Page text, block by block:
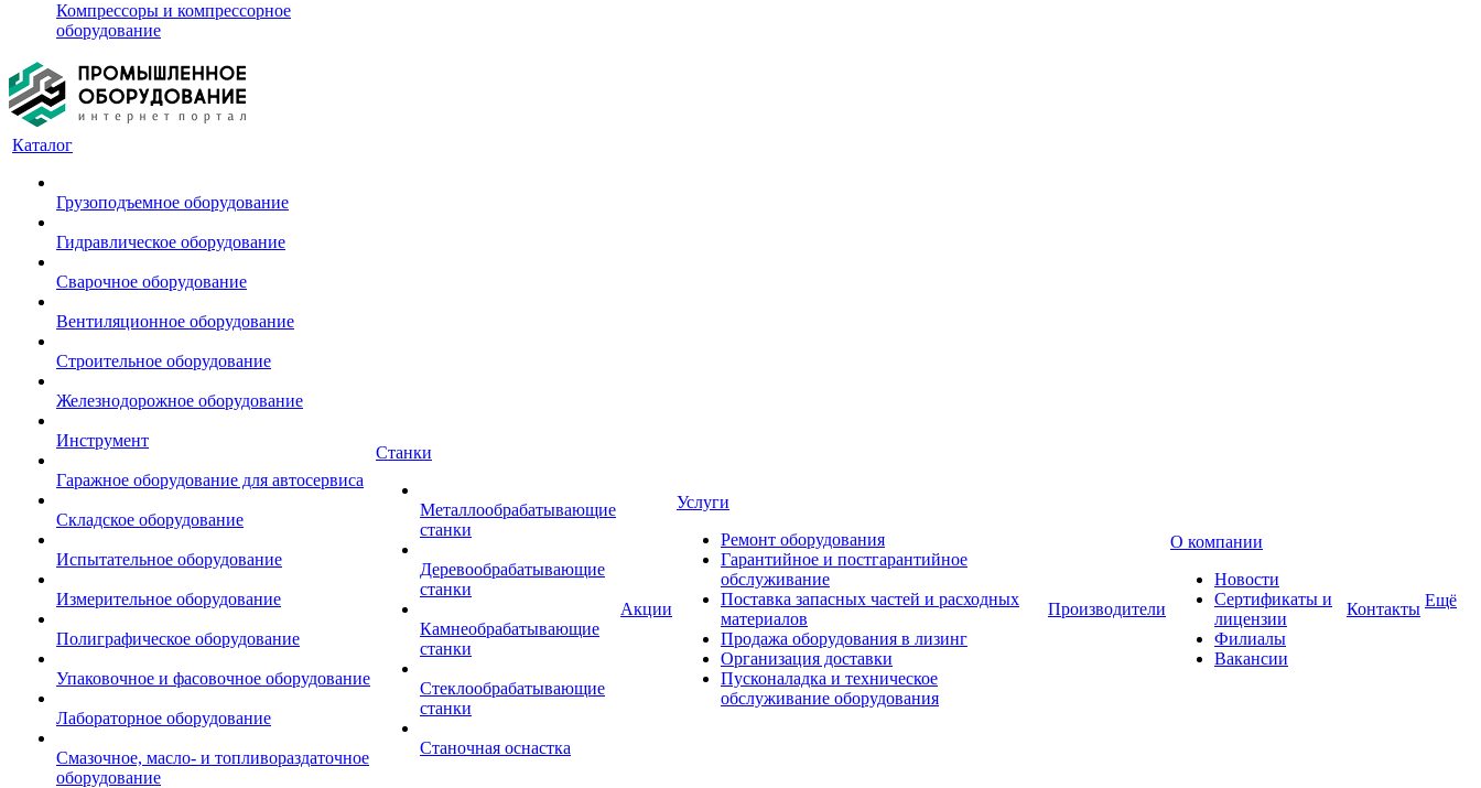
Компрессоры и компрессорное
оборудование
Каталог
Грузоподъемное оборудование
Гидравлическое оборудование
Сварочное оборудование
Вентиляционное оборудование
Строительное оборудование
Железнодорожное оборудование
Инструмент
Гаражное оборудование для автосервиса
Складское оборудование
Испытательное оборудование
Измерительное оборудование
Полиграфическое оборудование
Упаковочное и фасовочное оборудование
Лабораторное оборудование
Смазочное, масло- и топливораздаточное
оборудование
Станки
Металлообрабатывающие
станки
Деревообрабатывающие
станки
Камнеобрабатывающие
станки
Стеклообрабатывающие
станки
Станочная оснастка
Акции
Услуги
Ремонт оборудования
Гарантийное и постгарантийное
обслуживание
Поставка запасных частей и расходных
материалов
Продажа оборудования в лизинг
Организация доставки
Пусконаладка и техническое
обслуживание оборудования
Производители
О компании
Новости
Сертификаты и
лицензии
Филиалы
Вакансии
Контакты Ещё